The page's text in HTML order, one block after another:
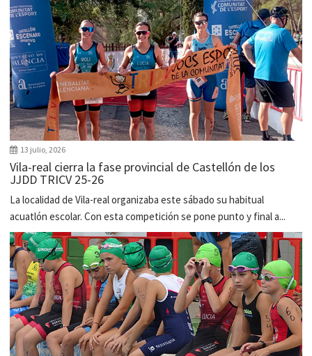
13 julio, 2026
Vila-real cierra la fase provincial de Castellón de los
JJDD TRICV 25-26
La localidad de Vila-real organizaba este sábado su habitual
acuatlón escolar. Con esta competición se pone punto y final a...